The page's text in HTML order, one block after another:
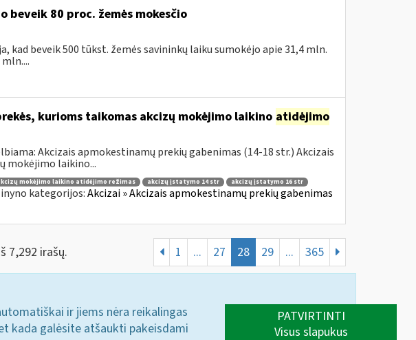
beveik 80 proc. žemės mokesčio
kad beveik 500 tūkst. žemės savininkų laiku sumokėjo apie 31,4 mln.
kurioms taikomas akcizų mokėjimo laikino atidėjimo
Akcizais apmokestinamų prekių gabenimas (14-18 str.) Akcizais
mokėjimo laikino...
mokėjimo laikino atidėjimo režimas akcizų įstatymo 14 str
akcizų įstatymo 16 str
kategorijos:Akcizai » Akcizais apmokestinamų prekių gabenimas
7,292 irašų. 1 ... 27 28 29 ... 365
ir jiems nėra reikalingas
kada galėsite atšaukti pakeisdami
PATVIRTINTI
Visus slapukus